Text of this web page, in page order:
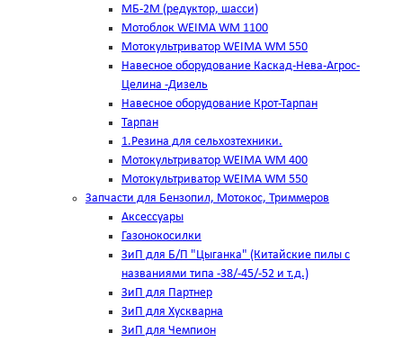
МБ-2М (редуктор, шасси)
Мотоблок WEIMA WM 1100
Мотокультриватор WEIMA WM 550
Навесное оборудование Каскад-Нева-Агрос-
Целина -Дизель
Навесное оборудование Крот-Тарпан
Тарпан
1.Резина для сельхозтехники.
Мотокультриватор WEIMA WM 400
Мотокультриватор WEIMA WM 550
Запчасти для Бензопил, Мотокос, Триммеров
Аксессуары
Газонокосилки
ЗиП для Б/П "Цыганка" (Китайские пилы с
названиями типа -38/-45/-52 и т.д.)
ЗиП для Партнер
ЗиП для Хускварна
ЗиП для Чемпион